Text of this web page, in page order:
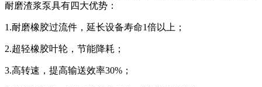
耐磨渣浆泵具有四大优势：
1.耐磨橡胶过流件，延长设备寿命1倍以上；
2.超轻橡胶叶轮，节能降耗；
3.高转速，提高输送效率30%；